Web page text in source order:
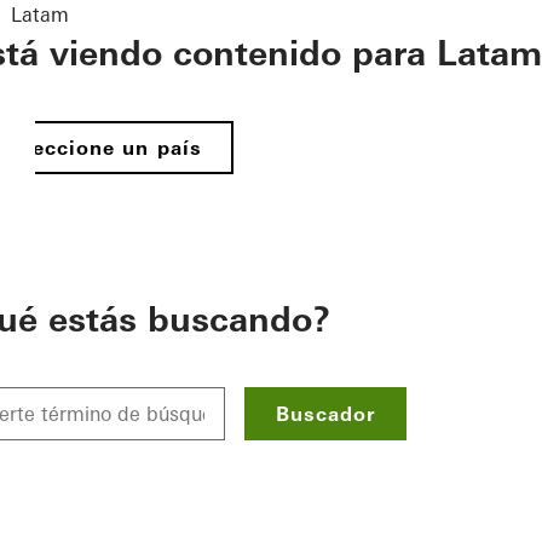
Latam
viendo contenido para Latam
Seleccione un país
estás buscando?
Buscador